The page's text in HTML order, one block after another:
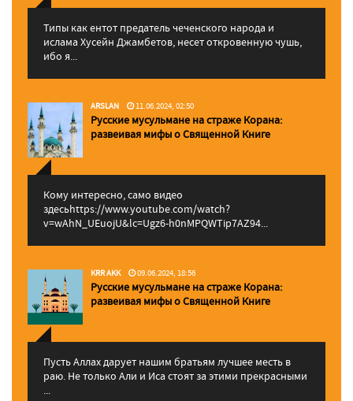
Типы как ентот предатель чеченского народа и
ислама Хусейн Джамбетов, несет откровенную чушь,
ибо я...
ARSLAN 11.06.2024, 02:50
Русские мусульмане на страже Корана:
pазвеивая мифы о Священной Книге
Кому интересно, само видео
здесьhttps://www.youtube.com/watch?
v=wAhN_UEuojU&lc=Ugz6-h0nMPQWTip7AZ94...
KRR AKK 09.06.2024, 18:56
Русские мусульмане на страже Корана:
pазвеивая мифы о Священной Книге
Пусть Аллах дарует нашим братьям лучшее месть в
раю. Не только Али и Иса стоят за этими прекрасными
...